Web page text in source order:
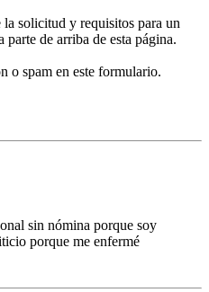
solicitud y requisitos para un
de arriba de esta página.
o spam en este formulario.
sin nómina porque soy
porque me enfermé